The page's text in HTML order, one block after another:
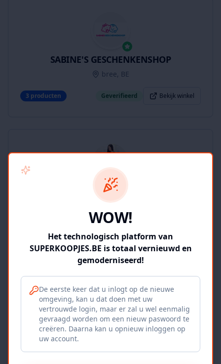
SABINE'S GESCHENKENSHOP
bree, BE
3 producten Geverifieerd Bekijk winkel
SUPERKOOPJES.BE
Geverifieerd
Iepers Kwartier
Ieper, BE
WOW!
Het technologisch platform van
SUPERKOOPJES.BE is totaal vernieuwd en
gemoderniseerd!
De eerste keer dat u inlogt op de nieuwe
omgeving, kan u dat doen met uw
vertrouwde login, maar er zal u wel eenmalig
gevraagd worden om een nieuw paswoord te
creëren. Daarna kan u opnieuw inloggen op
uw account.